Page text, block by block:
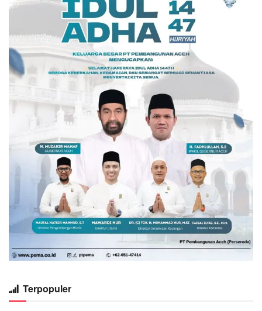
Terpopuler